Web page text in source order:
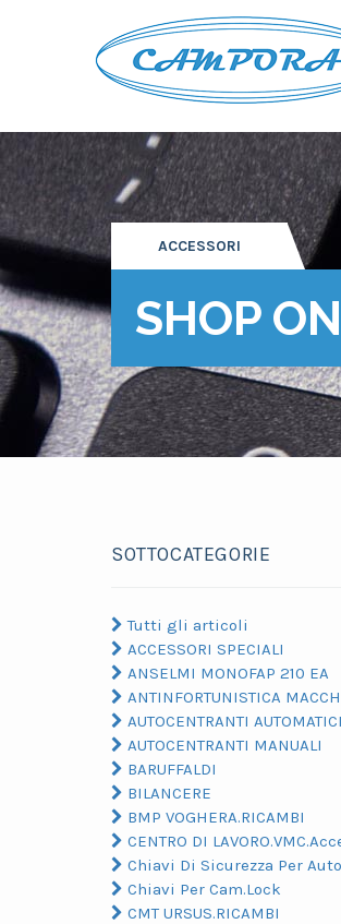
ACCESSORI
SHOP
SOTTOCATEGORIE
Tutti gli articoli
ACCESSORI SPECIALI
ANSELMI MONOFAP 210 EA
ANTINFORTUNISTICA
AUTOCENTRANTI AUTOMATICI
AUTOCENTRANTI MANUALI
BARUFFALDI
BILANCERE
BMP VOGHERA.RICAMBI
CENTRO DI
Chiavi Di Sicurezza Per
Chiavi Per Cam.Lock
CMT URSUS.RICAMBI